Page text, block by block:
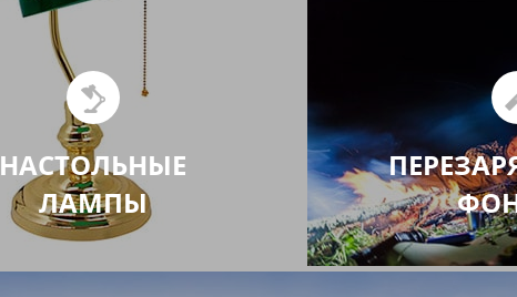
НАСТОЛЬНЫЕ
ЛАМПЫ